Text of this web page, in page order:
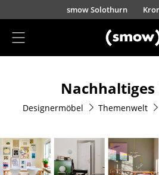
Direkt zum Inhaltsmow Solothurn
Sitzmöbel
Esszimmerstühle
Sofas
Sessel
Nachhaltiges
Designermöbel Themenwelt